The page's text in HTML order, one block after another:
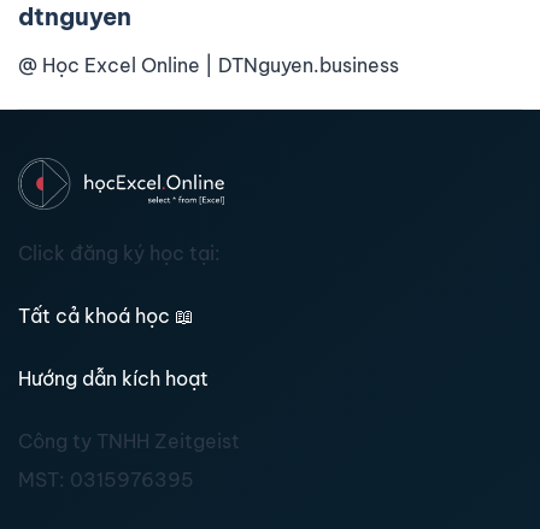
dtnguyen
@ Học Excel Online | DTNguyen.business
Click đăng ký học tại:
Tất cả khoá học 📖
Hướng dẫn kích hoạt
Công ty TNHH Zeitgeist
MST: 0315976395